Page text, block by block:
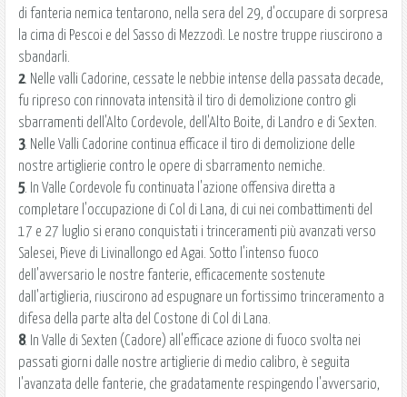
di fanteria nemica tentarono, nella sera del 29, d'occupare di sorpresa
la cima di Pescoi e del Sasso di Mezzodì. Le nostre truppe riuscirono a
sbandarli.
2. Nelle valli Cadorine, cessate le nebbie intense della passata decade,
fu ripreso con rinnovata intensità il tiro di demolizione contro gli
sbarramenti dell'Alto Cordevole, dell'Alto Boite, di Landro e di Sexten.
3. Nelle Valli Cadorine continua efficace il tiro di demolizione delle
nostre artiglierie contro le opere di sbarramento nemiche.
5. In Valle Cordevole fu continuata l'azione offensiva diretta a
completare l'occupazione di Col di Lana, di cui nei combattimenti del
17 e 27 luglio si erano conquistati i trinceramenti più avanzati verso
Salesei, Pieve di Livinallongo ed Agai. Sotto l'intenso fuoco
dell'avversario le nostre fanterie, efficacemente sostenute
dall'artiglieria, riuscirono ad espugnare un fortissimo trinceramento a
difesa della parte alta del Costone di Col di Lana.
8. In Valle di Sexten (Cadore) all'efficace azione di fuoco svolta nei
passati giorni dalle nostre artiglierie di medio calibro, è seguita
l'avanzata delle fanterie, che gradatamente respingendo l'avversario,